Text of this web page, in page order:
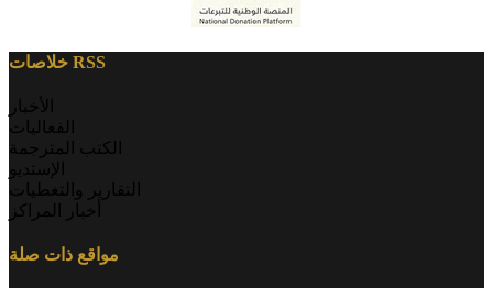
خلاصات RSS
الأخبار
الفعاليات
الكتب المترجمة
الإستديو
التقارير والتغطيات
أخبار المراكز
مواقع ذات صلة